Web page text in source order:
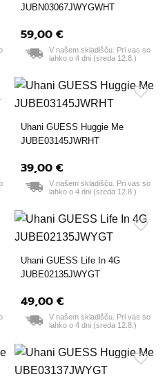
JUBN03067JWYGWHT
59,00 €
V našem skladišču. Pri vas so
lahko o 4 dni (sreda 12.8.)
Uhani GUESS Huggie Me
JUBE03145JWRHT
39,00 €
V našem skladišču. Pri vas so
lahko o 4 dni (sreda 12.8.)
Uhani GUESS Life In 4G
JUBE02135JWYGT
49,00 €
V našem skladišču. Pri vas so
lahko o 4 dni (sreda 12.8.)